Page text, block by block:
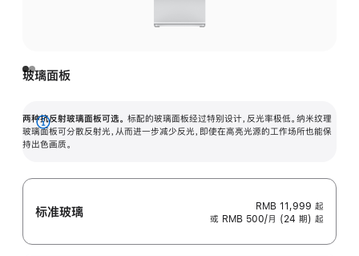
玻璃面板
两种抗反射玻璃面板可选。 标配的玻璃面板经过特别设计，反光率极低。纳米纹理
玻璃面板可分散反射光，从而进一步减少反光，即使在高亮光源的工作场所也能保
持出色画质。
展
开
标准玻璃 RMB 11,999 起
或 RMB 500/月 (24 期) 起